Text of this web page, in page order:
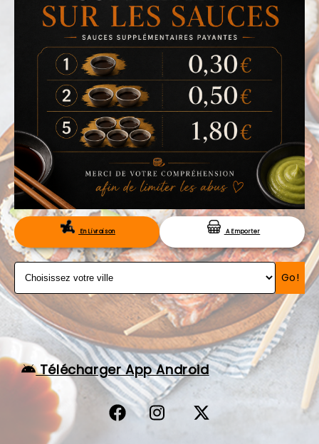
ACCUEIL
LA CARTE
VOTRE COMPTE
NOTRE RESTAURANT
VOS AVIS
MENTIONS LÉGALES
C.G.V
RÉSERVATIONEn Livraison A Emporter
Go!
Télécharger App Android